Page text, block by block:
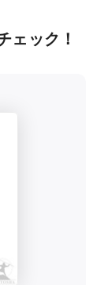
ェック！